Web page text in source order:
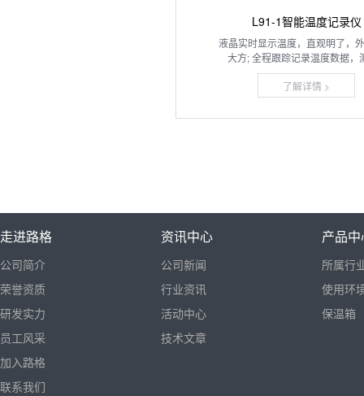
L91-1智能温度记录仪
液晶实时显示温度，直观明了，
大方; 全程跟踪记录温度数据，
了解详情 >
走进路格
公司简介
荣誉资质
研发实力
员工风采
加入路格
联系我们
资讯中心
公司新闻
行业资讯
活动中心
技术文章
产品
所属行
使用环
保温箱